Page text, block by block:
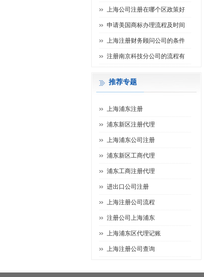
上海公司注册在哪个区政策好
申请美国商标办理流程及时间
上海注册财务顾问公司的条件
注册南京科技分公司的流程有
推荐专题
上海浦东注册
浦东新区注册代理
上海浦东公司注册
浦东新区工商代理
浦东工商注册代理
进出口公司注册
上海注册公司流程
注册公司上海浦东
上海浦东区代理记账
上海注册公司查询